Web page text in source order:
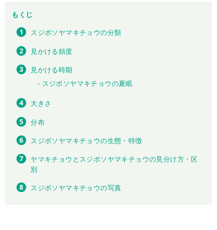
もくじ
スジボソヤマキチョウの分類
見かける頻度
見かける時期
スジボソヤマキチョウの夏眠
大きさ
分布
スジボソヤマキチョウの生態・特徴
ヤマキチョウとスジボソヤマキチョウの見分け方・区
別
スジボソヤマキチョウの写真